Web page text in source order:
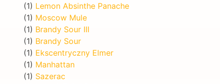
(1) Lemon Absinthe Panache
(1) Moscow Mule
(1) Brandy Sour III
(1) Brandy Sour
(1) Ekscentryczny Elmer
(1) Manhattan
(1) Sazerac